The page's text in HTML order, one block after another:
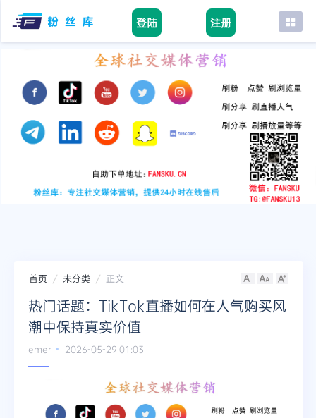
登陆 注册
首页
tiktok
youtube
instagram
首页 未分类 正文
热门话题：TikTok直播如何在人气购买风
潮中保持真实价值
emer 2026-05-29 01:03